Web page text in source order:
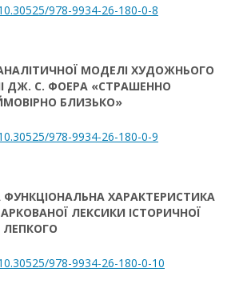
978-9934-26-180-0-8
МОДЕЛІ ХУДОЖНЬОГО
ДЖ. С. ФОЕРА «СТРАШЕННО
БЛИЗЬКО»
978-9934-26-180-0-9
ХАРАКТЕРИСТИКА
ЛЕКСИКИ ІСТОРИЧНОЇ
978-9934-26-180-0-10